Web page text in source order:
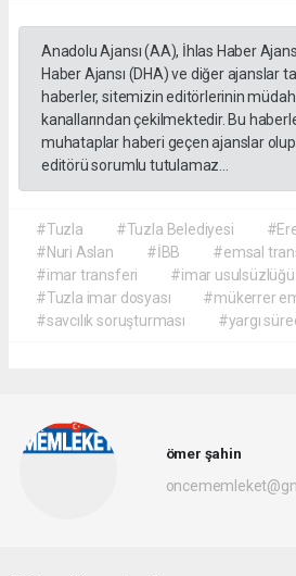
Anadolu Ajansı (AA), İhlas Haber
Haber Ajansı (DHA) ve diğer ajanslar
haberler, sitemizin editörlerinin
kanallarından çekilmektedir. Bu
muhataplar haberi geçen ajanslar
editörü sorumlu tutulamaz...
#Tuzla #Tuzla Belediyesi
#Nuri Aslan
#İBB
#emsal
#imar transferi
#imar usulsüzlüğü
#Tuzla imar dosyası
#mükerrer
#savcılık soruşturması
#yargı
ömer şahin